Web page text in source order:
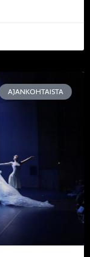
AJANKOHTAISTA